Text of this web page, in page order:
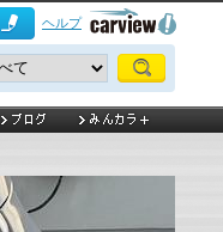
ヘルプ